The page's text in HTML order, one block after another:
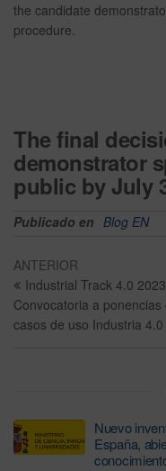
the candidate
procedure.
The final
demonstrator
public by July
Publicado en Blog EN
ANTERIOR
Industrial Track 4.0
Convocatoria a ponencias
casos de uso Industria 4.0
Nuevo
España,